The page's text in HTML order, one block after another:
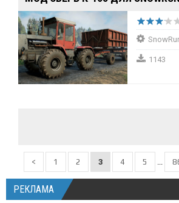
1143
< 1 2 3 4 5 ...
РЕКЛАМА